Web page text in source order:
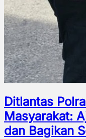
Ditlantas
Masyarakat:
dan Bagikan